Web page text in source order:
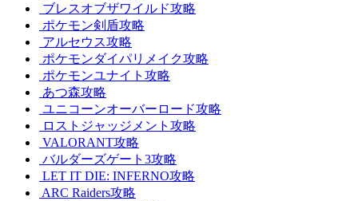
ブレスオブザワイルド攻略
ポケモン剣盾攻略
アルセウス攻略
ポケモンダイパリメイク攻略
ポケモンユナイト攻略
あつ森攻略
ユニコーンオーバーロード攻略
ロストジャッジメント攻略
VALORANT攻略
バルダーズゲート3攻略
LET IT DIE: INFERNO攻略
ARC Raiders攻略